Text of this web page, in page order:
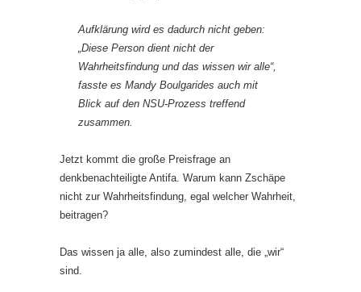
Aufklärung wird es dadurch nicht geben:
„Diese Person dient nicht der
Wahrheitsfindung und das wissen wir alle“,
fasste es Mandy Boulgarides auch mit
Blick auf den NSU-Prozess treffend
zusammen.
Jetzt kommt die große Preisfrage an
denkbenachteiligte Antifa. Warum kann Zschäpe
nicht zur Wahrheitsfindung, egal welcher Wahrheit,
beitragen?
Das wissen ja alle, also zumindest alle, die „wir“
sind.